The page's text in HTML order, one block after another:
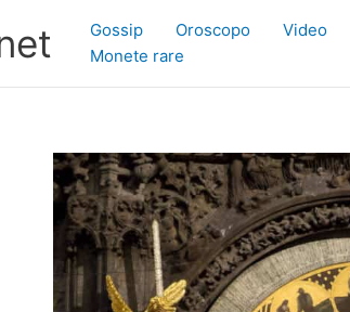
Gossip Oroscopo Video
Monete rare